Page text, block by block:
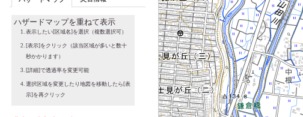
ハザードマップを重ねて表示
表示したい[区域名]を選択（複数選択可）
[表示]をクリック（該当区域が多いと数十
秒かかります）
[詳細]で透過率を変更可能
選択区域を変更したり地図を移動したら[表
示]を再クリック